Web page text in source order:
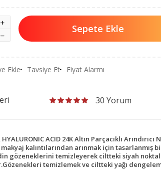
Sepete Ekle
Ekle Tavsiye Et Fiyat Alarmı
30 Yorum
ACID 24K Altın Parçacıklı
kalıntılarından arınmak için
gözeneklerini temizleyerek ciltteki siyah
temizlemek ve ciltteki yağı